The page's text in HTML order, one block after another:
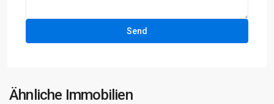
Ähnliche Immobilien